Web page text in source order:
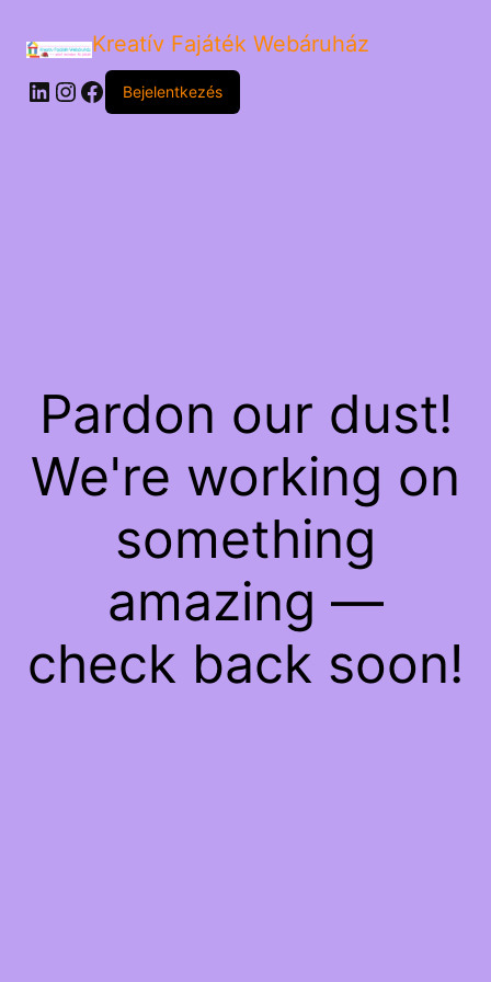
Kreatív Fajáték Webáruház
LinkedIn
Instagram
Facebook
Bejelentkezés
Pardon our dust!
We're working on
something
amazing —
check back soon!